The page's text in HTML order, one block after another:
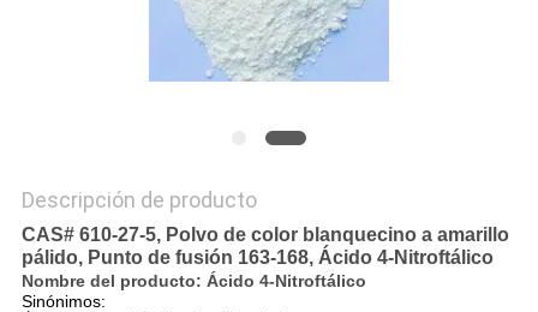
Descripción de producto
CAS# 610-27-5, Polvo de color blanquecino a amarillo
pálido, Punto de fusión 163-168, Ácido 4-Nitroftálico
Nombre del producto: Ácido 4-Nitroftálico
Sinónimos: